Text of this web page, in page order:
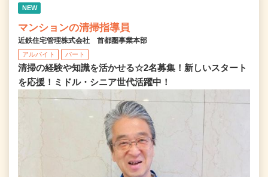
NEW
マンションの清掃指導員
近鉄住宅管理株式会社 首都圏事業本部
アルバイト パート
清掃の経験や知識を活かせる☆2名募集！新しいスタート
を応援！ミドル・シニア世代活躍中！